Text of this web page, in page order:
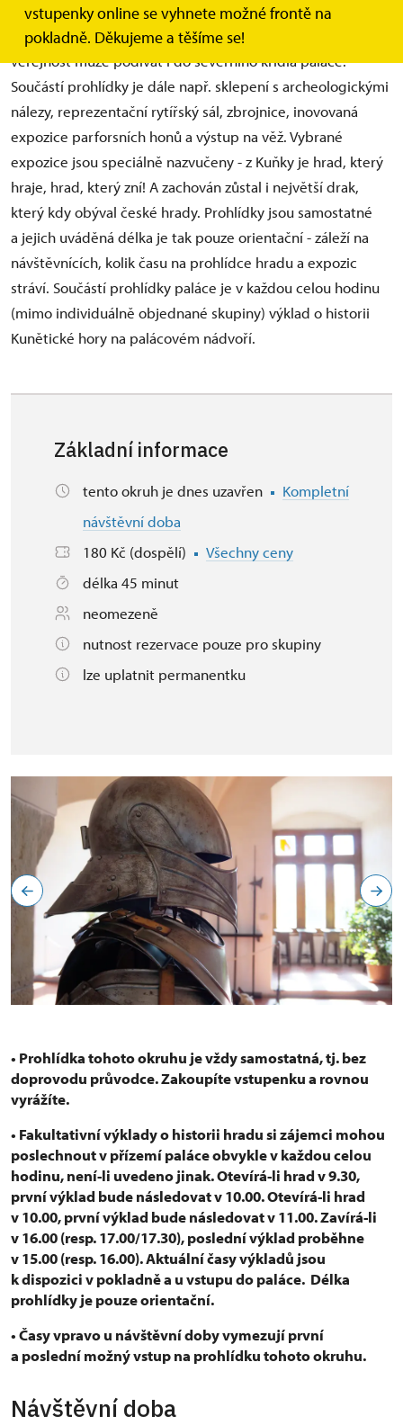
vstupenky online se vyhnete možné frontě na
pokladně. Děkujeme a těšíme se!
z Pernštejna na přelomu 15. a 16. století. Poprvé
v novodobých dějinách se po provedené rekonstrukci
veřejnost může podívat i do severního křídla paláce.
Součástí prohlídky je dále např. sklepení s archeologickými
nálezy, reprezentační rytířský sál, zbrojnice, inovovaná
expozice parforsních honů a výstup na věž. Vybrané
expozice jsou speciálně nazvučeny - z Kuňky je hrad, který
hraje, hrad, který zní! A zachován zůstal i největší drak,
který kdy obýval české hrady. Prohlídky jsou samostatné
a jejich uváděná délka je tak pouze orientační - záleží na
návštěvnících, kolik času na prohlídce hradu a expozic
stráví. Součástí prohlídky paláce je v každou celou hodinu
(mimo individuálně objednané skupiny) výklad o historii
Kunětické hory na palácovém nádvoří.
Základní informace
tento okruh je dnes uzavřen
Kompletní
návštěvní doba
180 Kč (dospělí)
Všechny ceny
délka 45 minut
neomezeně
nutnost rezervace pouze pro skupiny
lze uplatnit permanentku
• Prohlídka tohoto okruhu je vždy samostatná, tj. bez
doprovodu průvodce. Zakoupíte vstupenku a rovnou
vyrážíte.
• Fakultativní výklady o historii hradu si zájemci mohou
poslechnout v přízemí paláce obvykle v každou celou
hodinu, není-li uvedeno jinak. Otevírá-li hrad v 9.30,
první výklad bude následovat v 10.00. Otevírá-li hrad
v 10.00, první výklad bude následovat v 11.00. Zavírá-li
v 16.00 (resp. 17.00/17.30), poslední výklad proběhne
v 15.00 (resp. 16.00). Aktuální časy výkladů jsou
k dispozici v pokladně a u vstupu do paláce. Délka
prohlídky je pouze orientační.
• Časy vpravo u návštěvní doby vymezují první
a poslední možný vstup na prohlídku tohoto okruhu.
Návštěvní doba